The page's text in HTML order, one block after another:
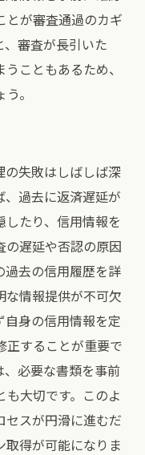
とが審査通過のカギ
、審査が長引いた
こともあるため、
。
の失敗はしばしば深
過去に返済遅延が
たり、信用情報を
の遅延や否認の原因
過去の信用履歴を詳
な情報提供が不可欠
自身の信用情報を定
正することが重要で
、必要な書類を事前
大切です。このよ
セスが円滑に進むだ
取得が可能になりま